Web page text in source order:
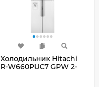
Холодильник Hitachi
R-W660PUC7 GPW 2-